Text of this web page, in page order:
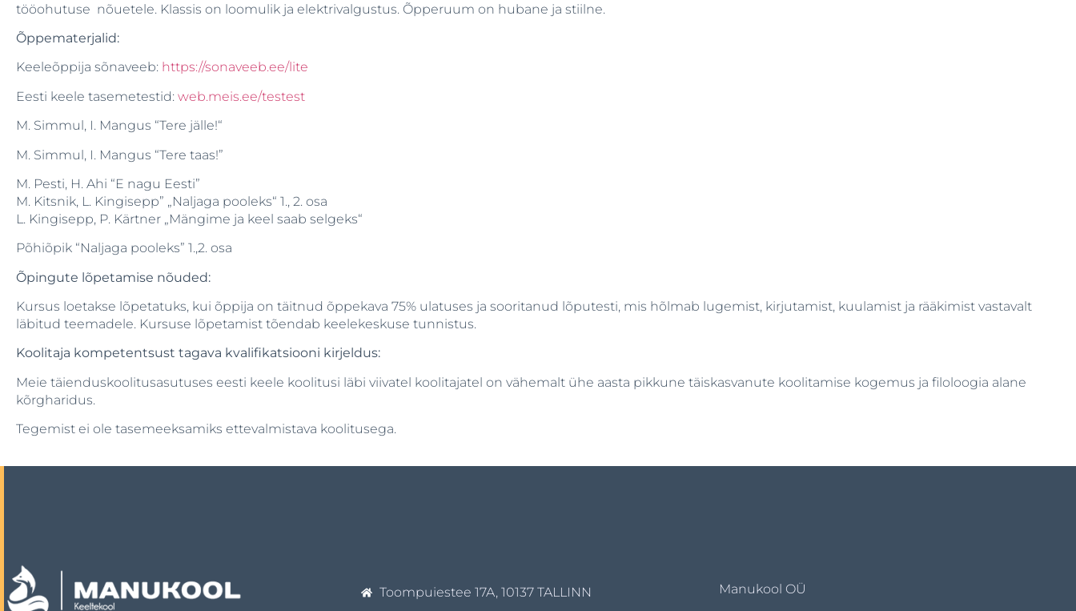
tööohutuse nõuetele. Klassis on loomulik ja elektrivalgustus. Õpperuum on hubane ja stiilne.
Õppematerjalid:
Keeleõppija sõnaveeb: https://sonaveeb.ee/lite
Eesti keele tasemetestid: web.meis.ee/testest
M. Simmul, I. Mangus “Tere jälle!“
M. Simmul, I. Mangus “Tere taas!”
M. Pesti, H. Ahi “E nagu Eesti”
M. Kitsnik, L. Kingisepp” „Naljaga pooleks“ 1., 2. osa
L. Kingisepp, P. Kärtner „Mängime ja keel saab selgeks“
Põhiõpik “Naljaga pooleks” 1.,2. osa
Õpingute lõpetamise nõuded:
Kursus loetakse lõpetatuks, kui õppija on täitnud õppekava 75% ulatuses ja sooritanud lõputesti, mis hõlmab lugemist, kirjutamist, kuulamist ja rääkimist vastavalt
läbitud teemadele. Kursuse lõpetamist tõendab keelekeskuse tunnistus.
Koolitaja kompetentsust tagava kvalifikatsiooni kirjeldus:
Meie täienduskoolitusasutuses eesti keele koolitusi läbi viivatel koolitajatel on vähemalt ühe aasta pikkune täiskasvanute koolitamise kogemus ja filoloogia alane
kõrgharidus.
Tegemist ei ole tasemeeksamiks ettevalmistava koolitusega.
Toompuiestee 17A, 10137 TALLINN Manukool OÜ